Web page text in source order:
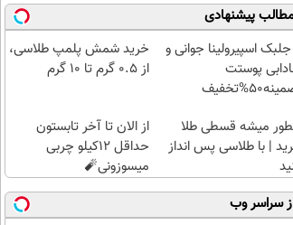
پیشنهادی
جلبک اسپیرولینا جوانی و
پوستت
خرید شمش پلمپ طلاسی،
از ۰.۵ گرم تا ۱۰ گرم
میشه قسطی طلا
| با طلاسی پس انداز
از الان تا آخر تابستون
حداقل 12کیلو چربی
میسوزونی🧨
سراسر وب